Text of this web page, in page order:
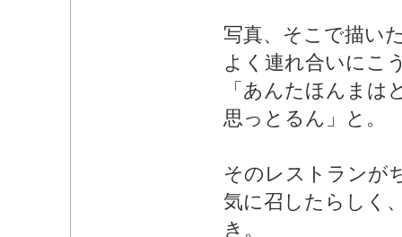
写真、そこで描い
よく連れ合いにこ
「あんたほんまは
思っとるん」と。
そのレストランが
気に召したらしく
き。